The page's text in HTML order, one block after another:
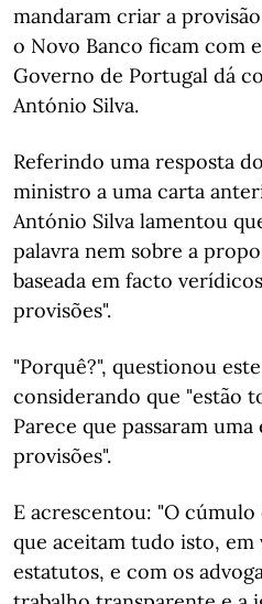
mandaram criar a
o Novo Banco ficam com
Governo de Portugal dá
António Silva.
Referindo uma resposta
ministro a uma carta
António Silva lamentou
palavra nem sobre a
baseada em facto
provisões".
"Porquê?", questionou
considerando que "estão
Parece que passaram uma
provisões".
E acrescentou: "O
que aceitam tudo isto, em
estatutos, e com os